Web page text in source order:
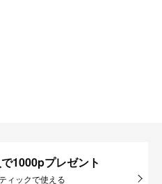
1000pプレゼント
ィックで使える